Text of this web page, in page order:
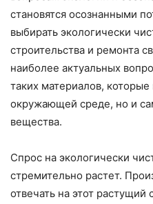
становятся осознанными
выбирать экологически
строительства и ремонта
наиболее актуальных
таких материалов,
окружающей среде, но и
вещества.
Спрос на экологически
стремительно растет.
отвечать на этот